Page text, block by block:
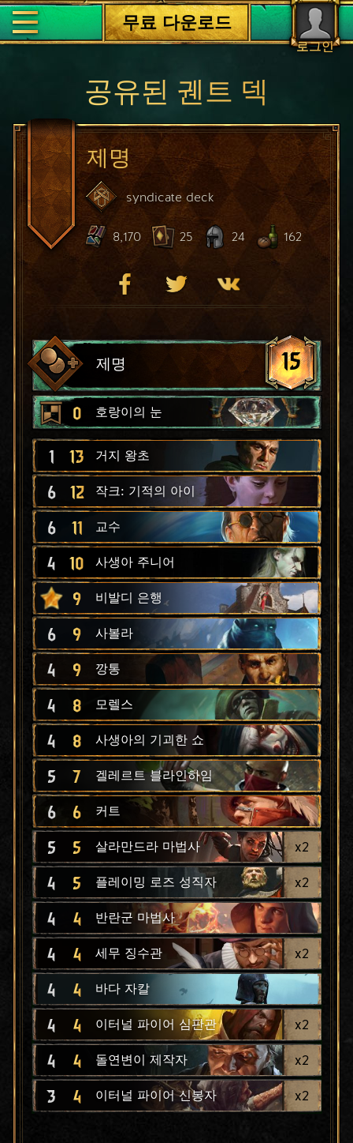
로그인
무료 다운로드
공유된 궨트 덱
제명
syndicate deck
8,170 25 24 162
제명 15
0 호랑이의 눈
1 13 거지 왕초
6 12 작크: 기적의 아이
6 11 교수
4 10 사생아 주니어
9 비발디 은행
6 9 사볼라
4 9 깡통
4 8 모렐스
4 8 사생아의 기괴한 쇼
5 7 겔레르트 블라인하임
6 6 커트
5 5 살라만드라 마법사 x2
4 5 플레이밍 로즈 성직자 x2
4 4 반란군 마법사
4 4 세무 징수관 x2
4 4 바다 자칼
4 4 이터널 파이어 심판관 x2
4 4 돌연변이 제작자 x2
3 4 이터널 파이어 신봉자 x2